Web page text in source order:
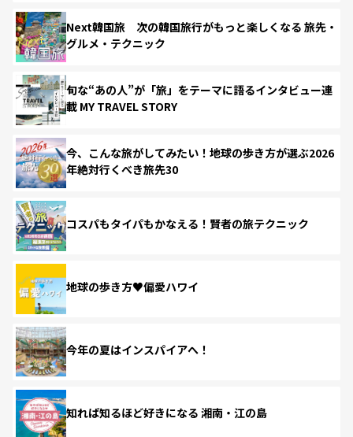
Next韓国旅 次の韓国旅行がもっと楽しくなる 旅先・
グルメ・テクニック
旬な“あの人”が「旅」をテーマに語るインタビュー連
載 MY TRAVEL STORY
今、こんな旅がしてみたい！地球の歩き方が選ぶ2026
年絶対行くべき旅先30
コスパもタイパもかなえる！賢者の旅テクニック
地球の歩き方♥偏愛ハワイ
今年の夏はインスパイアへ！
知れば知るほど好きになる 湘南・江の島